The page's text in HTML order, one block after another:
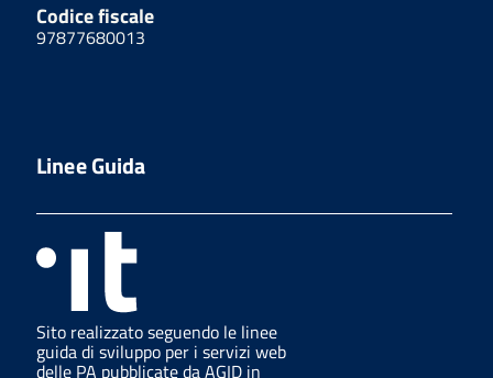
Codice fiscale
97877680013
Linee Guida
Sito realizzato seguendo le linee
guida di sviluppo per i servizi web
delle PA pubblicate da AGID in